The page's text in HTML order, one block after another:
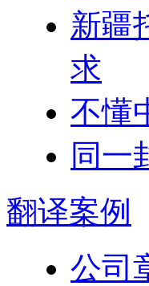
新疆
求
不懂
同一
翻译案例
公司